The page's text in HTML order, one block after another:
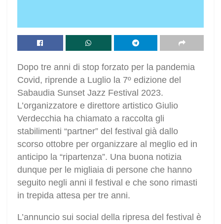
Dopo tre anni di stop forzato per la pandemia
Covid, riprende a Luglio la 7º edizione del
Sabaudia Sunset Jazz Festival 2023.
L’organizzatore e direttore artistico Giulio
Verdecchia ha chiamato a raccolta gli
stabilimenti “partner” del festival già dallo
scorso ottobre per organizzare al meglio ed in
anticipo la “ripartenza”. Una buona notizia
dunque per le migliaia di persone che hanno
seguito negli anni il festival e che sono rimasti
in trepida attesa per tre anni.
L’annuncio sui social della ripresa del festival è